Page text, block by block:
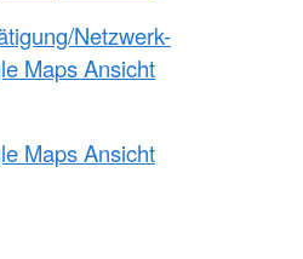
Netzwerk-
Maps Ansicht
Maps Ansicht